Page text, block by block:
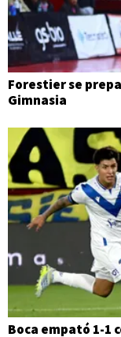
Forestier se
Gimnasia
Boca empató 1-1